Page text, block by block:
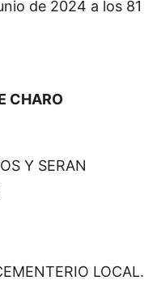
de 2024 a los 81
CHARO
Y SERAN
LOCAL.